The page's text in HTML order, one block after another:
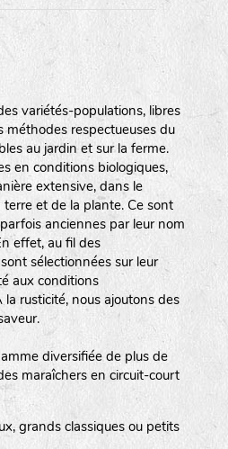
variétés-populations, libres
respectueuses du
au jardin et sur la ferme.
en conditions biologiques,
extensive, dans le
et de la plante. Ce sont
anciennes par leur nom
effet, au fil des
sélectionnées sur leur
aux conditions
rusticité, nous ajoutons des
diversifiée de plus de
maraîchers en circuit-court
grands classiques ou petits